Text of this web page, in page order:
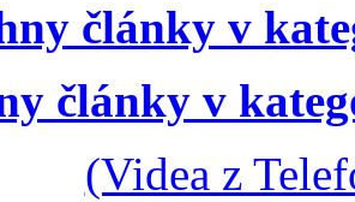
články v
články v
(Videa z